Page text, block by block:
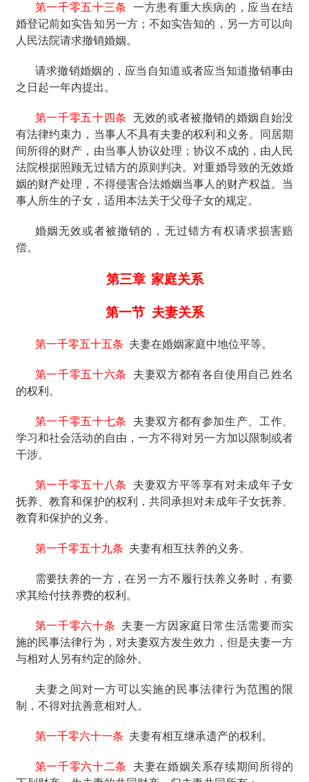
第一千零五十三条
一方患有重大疾病的，应当在结
婚登记前如实告知另一方；不如实告知的，另一方可以向
人民法院请求撤销婚姻。
请求撤销婚姻的，应当自知道或者应当知道撤销事由
之日起一年内提出。
第一千零五十四条
无效的或者被撤销的婚姻自始没
有法律约束力，当事人不具有夫妻的权利和义务。同居期
间所得的财产，由当事人协议处理；协议不成的，由人民
法院根据照顾无过错方的原则判决。对重婚导致的无效婚
姻的财产处理，不得侵害合法婚姻当事人的财产权益。当
事人所生的子女，适用本法关于父母子女的规定。
婚姻无效或者被撤销的，无过错方有权请求损害赔
偿。
第三章 家庭关系
第一节 夫妻关系
第一千零五十五条 夫妻在婚姻家庭中地位平等。
第一千零五十六条
夫妻双方都有各自使用自己姓名
的权利。
第一千零五十七条
夫妻双方都有参加生产、工作、
学习和社会活动的自由，一方不得对另一方加以限制或者
干涉。
第一千零五十八条
夫妻双方平等享有对未成年子女
抚养、教育和保护的权利，共同承担对未成年子女抚养、
教育和保护的义务。
第一千零五十九条 夫妻有相互扶养的义务。
需要扶养的一方，在另一方不履行扶养义务时，有要
求其给付扶养费的权利。
第一千零六十条
夫妻一方因家庭日常生活需要而实
施的民事法律行为，对夫妻双方发生效力，但是夫妻一方
与相对人另有约定的除外。
夫妻之间对一方可以实施的民事法律行为范围的限
制，不得对抗善意相对人。
第一千零六十一条 夫妻有相互继承遗产的权利。
第一千零六十二条
夫妻在婚姻关系存续期间所得的